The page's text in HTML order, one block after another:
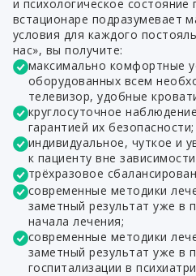
и психологическое состояние
встационаре подразумевает
условия для каждого
нас», вы получите:
максимально комфортные
оборудованных всем
телевизор, удобные
круглосуточное
гарантией их безопасности;
индивидуальное, чуткое и
к пациенту вне
трёхразовое
современные методики
заметный результат уже в
начала лечения;
современные методики
заметный результат уже в
госпитализации в